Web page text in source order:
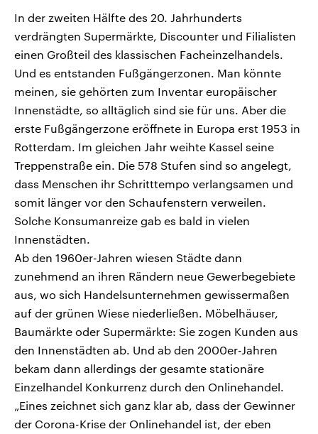
In der zweiten Hälfte des 20. Jahrhunderts
verdrängten Supermärkte, Discounter und Filialisten
einen Großteil des klassischen Facheinzelhandels.
Und es entstanden Fußgängerzonen. Man könnte
meinen, sie gehörten zum Inventar europäischer
Innenstädte, so alltäglich sind sie für uns. Aber die
erste Fußgängerzone eröffnete in Europa erst 1953 in
Rotterdam. Im gleichen Jahr weihte Kassel seine
Treppenstraße ein. Die 578 Stufen sind so angelegt,
dass Menschen ihr Schritttempo verlangsamen und
somit länger vor den Schaufenstern verweilen.
Solche Konsumanreize gab es bald in vielen
Innenstädten.
Ab den 1960er-Jahren wiesen Städte dann
zunehmend an ihren Rändern neue Gewerbegebiete
aus, wo sich Handelsunternehmen gewissermaßen
auf der grünen Wiese niederließen. Möbelhäuser,
Baumärkte oder Supermärkte: Sie zogen Kunden aus
den Innenstädten ab. Und ab den 2000er-Jahren
bekam dann allerdings der gesamte stationäre
Einzelhandel Konkurrenz durch den Onlinehandel.
„Eines zeichnet sich ganz klar ab, dass der Gewinner
der Corona-Krise der Onlinehandel ist, der eben